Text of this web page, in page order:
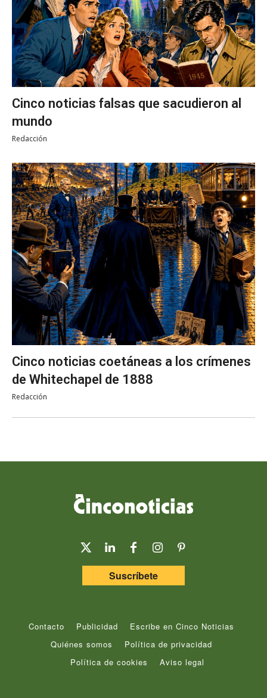
Cinco noticias falsas que sacudieron al
mundo
Redacción
Cinco noticias coetáneas a los crímenes
de Whitechapel de 1888
Redacción
Suscríbete
Contacto Publicidad
Escribe en Cinco Noticias
Quiénes somos
Política de privacidad
Política de cookies
Aviso legal